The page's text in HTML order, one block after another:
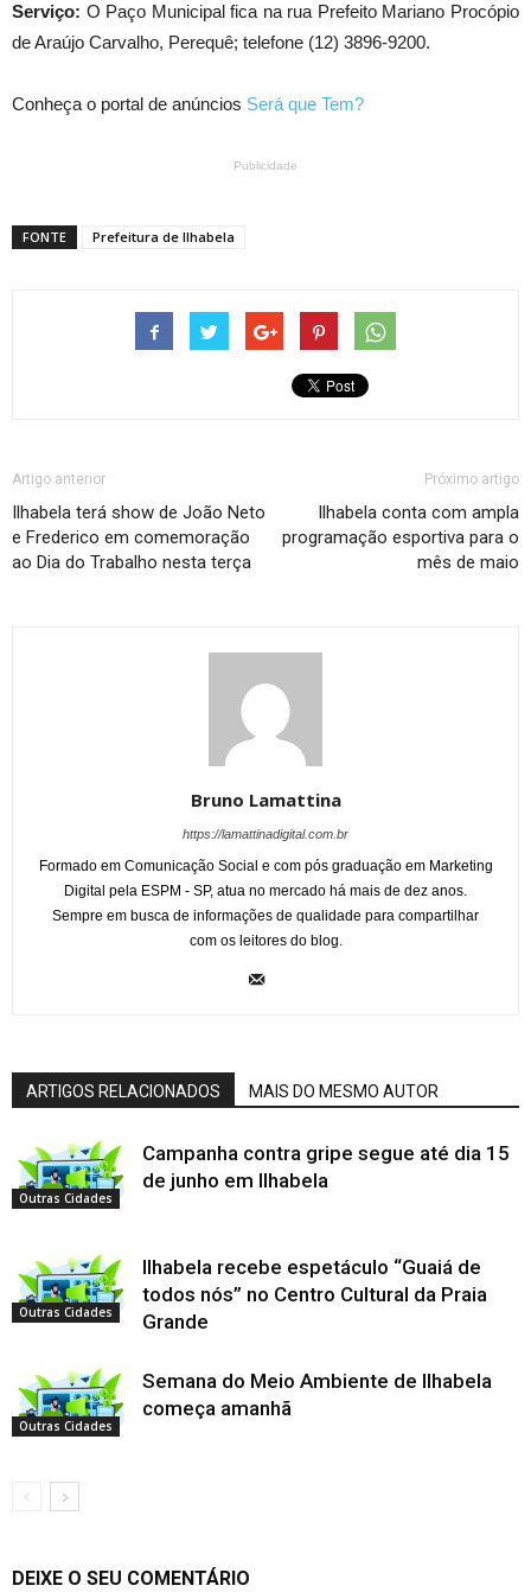
Serviço: O Paço Municipal fica na rua Prefeito Mariano Procópio
de Araújo Carvalho, Perequê; telefone (12) 3896-9200.
Conheça o portal de anúncios Será que Tem?
Publicidade
FONTE Prefeitura de Ilhabela
Artigo anterior
Ilhabela terá show de João Neto
e Frederico em comemoração
ao Dia do Trabalho nesta terça
Próximo artigo
Ilhabela conta com ampla
programação esportiva para o
mês de maio
Bruno Lamattina
https://lamattinadigital.com.br
Formado em Comunicação Social e com pós graduação em Marketing
Digital pela ESPM - SP, atua no mercado há mais de dez anos.
Sempre em busca de informações de qualidade para compartilhar
com os leitores do blog.
ARTIGOS RELACIONADOS MAIS DO MESMO AUTOR
Outras Cidades
Campanha contra gripe segue até dia 15
de junho em Ilhabela
Outras Cidades
Ilhabela recebe espetáculo “Guaiá de
todos nós” no Centro Cultural da Praia
Grande
Outras Cidades
Semana do Meio Ambiente de Ilhabela
começa amanhã
DEIXE O SEU COMENTÁRIO